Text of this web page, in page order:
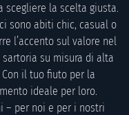
la scelta giusta.
sono abiti chic, casual o
l’accento sul valore nel
su misura di alta
il tuo fiuto per la
ideale per loro.
– per noi e per i nostri